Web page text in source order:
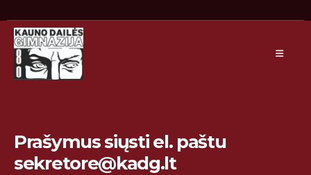
Prašymus siųsti el. paštu
sekretore@kadg.lt